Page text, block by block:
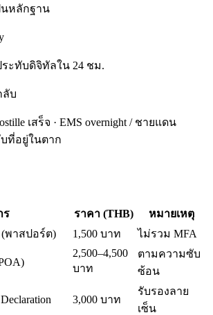
นหลักฐาน
ระทับดิจิทัลใน 24 ชม.
ลับ
เสร็จ · EMS overnight / ชายแดน
ที่อยู่ในตาก
ร ราคา (THB)
หมายเหตุ
(พาสปอร์ต)
1,500 บาท ไม่รวม MFA
2,500–4,500
บาท
ตามความซับ
ซ้อน
3,000 บาท
รับรองลาย
เซ็น